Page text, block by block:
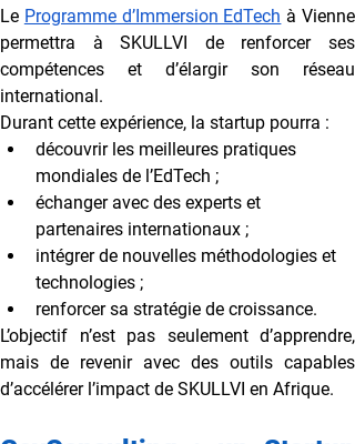
Le Programme d’Immersion EdTech à Vienne
permettra à SKULLVI de renforcer ses
compétences et d’élargir son réseau
international.
Durant cette expérience, la startup pourra :
découvrir les meilleures pratiques
mondiales de l’EdTech ;
échanger avec des experts et
partenaires internationaux ;
intégrer de nouvelles méthodologies et
technologies ;
renforcer sa stratégie de croissance.
L’objectif n’est pas seulement d’apprendre,
mais de revenir avec des outils capables
d’accélérer l’impact de SKULLVI en Afrique.